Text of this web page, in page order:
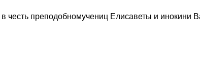
честь преподобномучениц Елисаветы и инокини